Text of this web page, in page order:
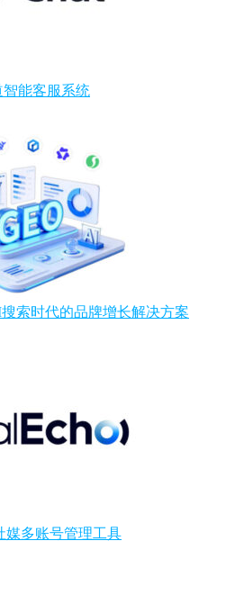
智能客服系统
索时代的品牌增长解决方案
媒多账号管理工具